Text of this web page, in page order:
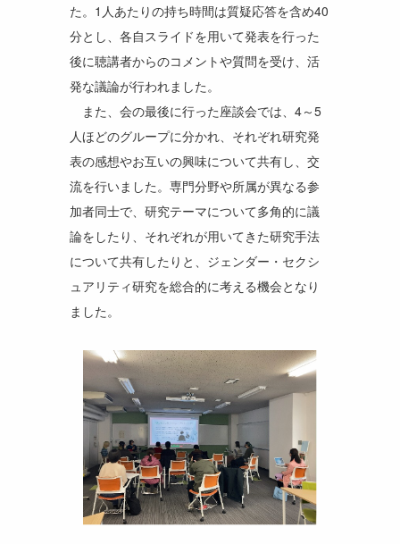
た。1人あたりの持ち時間は質疑応答を含め40
分とし、各自スライドを用いて発表を行った
後に聴講者からのコメントや質問を受け、活
発な議論が行われました。
また、会の最後に行った座談会では、4～5
人ほどのグループに分かれ、それぞれ研究発
表の感想やお互いの興味について共有し、交
流を行いました。専門分野や所属が異なる参
加者同士で、研究テーマについて多角的に議
論をしたり、それぞれが用いてきた研究手法
について共有したりと、ジェンダー・セクシ
ュアリティ研究を総合的に考える機会となり
ました。